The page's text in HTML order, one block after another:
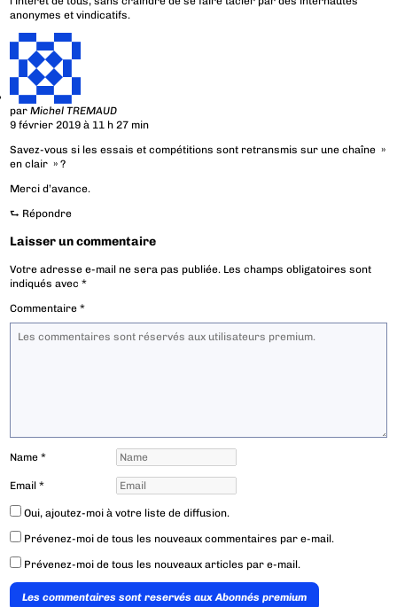
anonymes et vindicatifs.
parMichel TREMAUD
9 février 2019 à 11 h 27 min
Savez-vous si les essais et compétitions sont retransmis sur une chaîne »
en clair » ?
Merci d’avance.
⮑ Répondre
Laisser un commentaire
Votre adresse e-mail ne sera pas publiée. Les champs obligatoires sont
indiqués avec*
Commentaire*
Name*
Email*
Oui, ajoutez-moi à votre liste de diffusion.
Prévenez-moi de tous les nouveaux commentaires par e-mail.
Prévenez-moi de tous les nouveaux articles par e-mail.
Les commentaires sont reservés aux Abonnés premium